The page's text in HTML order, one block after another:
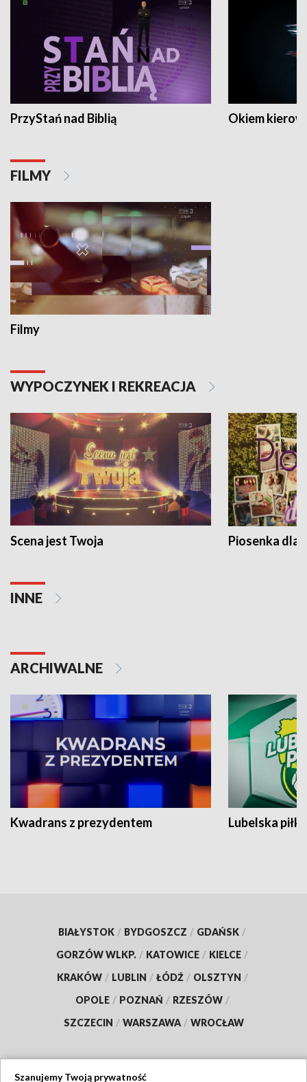
PrzyStań nad Biblią Okiem
FILMY
Filmy
WYPOCZYNEK I REKREACJA
Scena jest Twoja Piosenka dla
INNE
ARCHIWALNE
Kwadrans z prezydentem Lubelska piłka
BIAŁYSTOK / BYDGOSZCZ / GDAŃSK /
GORZÓW WLKP. / KATOWICE / KIELCE /
KRAKÓW / LUBLIN / ŁÓDŹ / OLSZTYN /
OPOLE / POZNAŃ / RZESZÓW /
SZCZECIN / WARSZAWA / WROCŁAW
Szanujemy Twoją prywatność